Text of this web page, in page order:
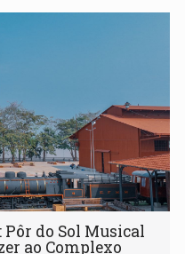
Pôr do Sol Musical
ao Complexo